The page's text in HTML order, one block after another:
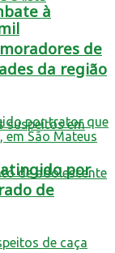
à
de
da região
por
de